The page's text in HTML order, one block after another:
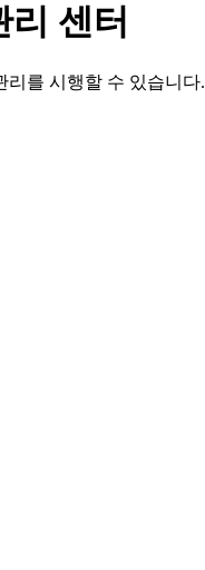
리 센터
리를 시행할 수 있습니다.